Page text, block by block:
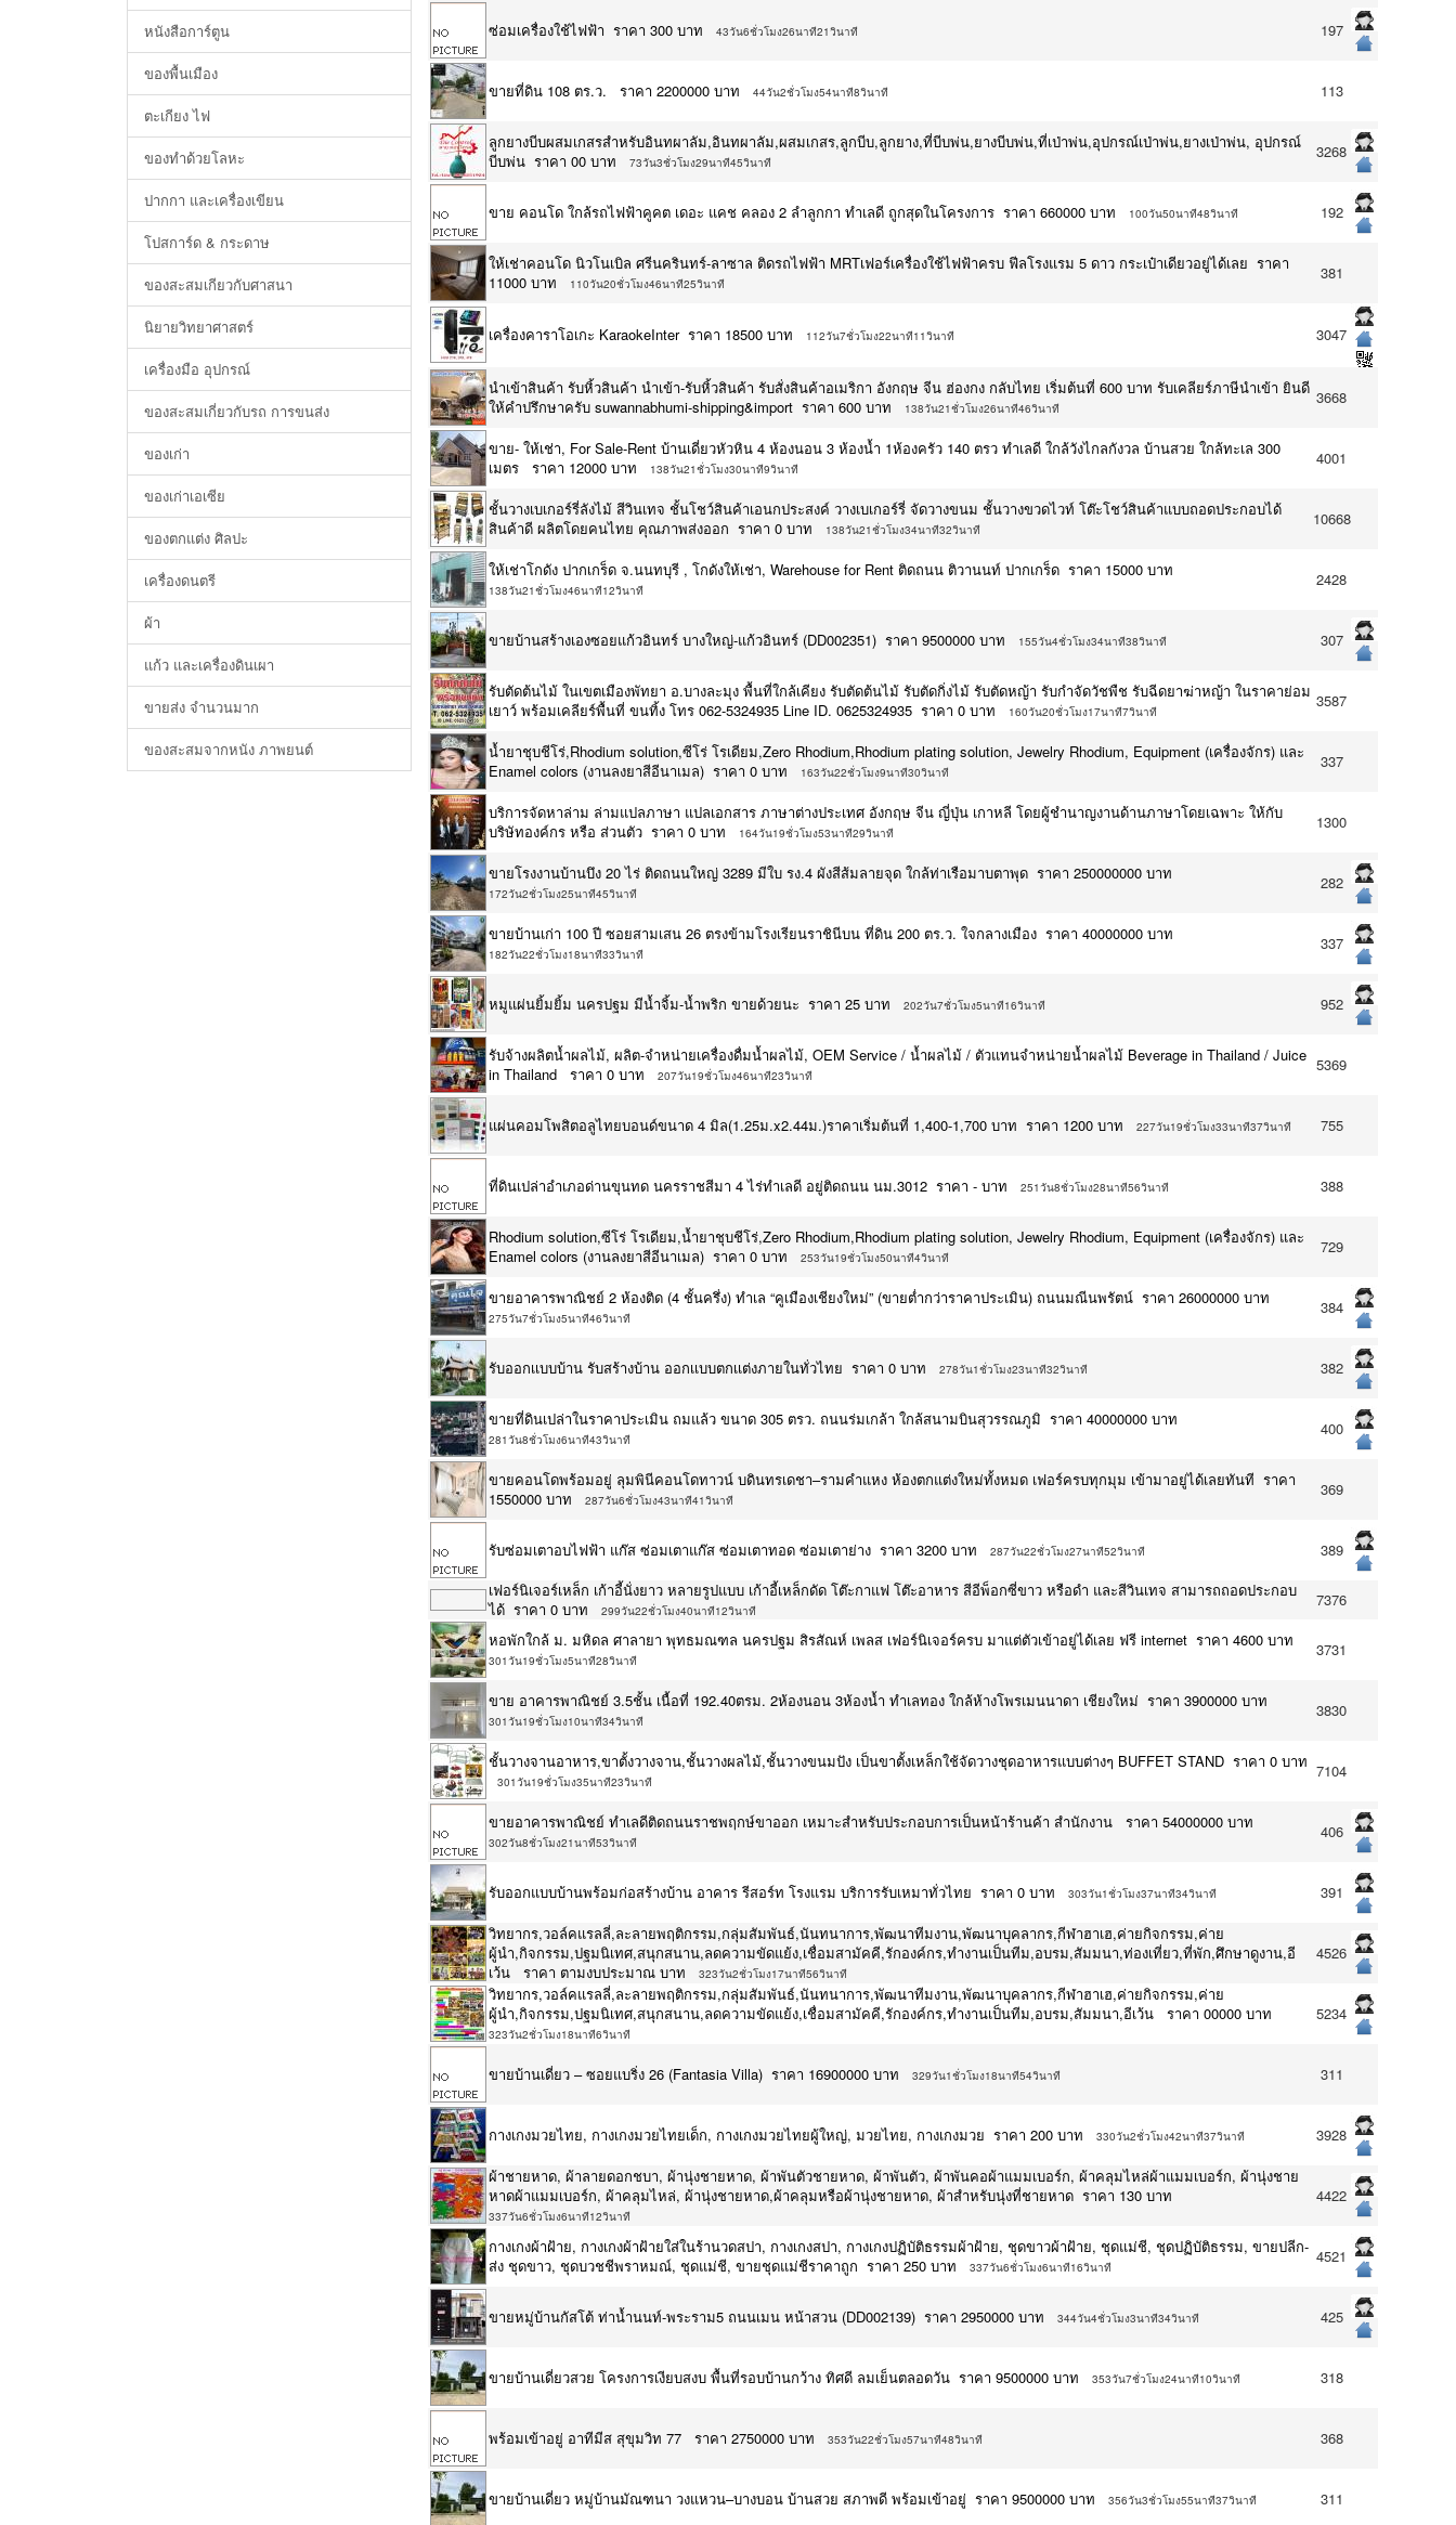
หนังสือการ์ตูน
ของพื้นเมือง
ตะเกียง ไฟ
ของทำด้วยโลหะ
ปากกา และเครื่องเขียน
โปสการ์ด & กระดาษ
ของสะสมเกียวกับศาสนา
นิยายวิทยาศาสตร์
เครื่องมือ อุปกรณ์
ของสะสมเกี่ยวกับรถ การขนส่ง
ของเก่า
ของเก่าเอเซีย
ของตกแต่ง ศิลปะ
เครื่องดนตรี
ผ้า
แก้ว และเครื่องดินเผา
ขายส่ง จำนวนมาก
ของสะสมจากหนัง ภาพยนต์
ซ่อมเครื่องใช้ไฟฟ้า ราคา 300 บาท 43วัน6ชั่วโมง26นาที21วินาที 197
ขายที่ดิน 108 ตร.ว. ราคา 2200000 บาท 44วัน2ชั่วโมง54นาที8วินาที 113
ลูกยางบีบผสมเกสรสำหรับอินทผาลัม,อินทผาลัม,ผสมเกสร,ลูกบีบ,ลูกยาง,ที่บีบพ่น,ยางบีบพ่น,ที่เป่าพ่น,อุปกรณ์เป่าพ่น,ยางเป่าพ่น, อุปกรณ์
บีบพ่น ราคา 00 บาท
73วัน3ชั่วโมง29นาที45วินาที
3268
ขาย คอนโด ใกล้รถไฟฟ้าคูคต เดอะ แคช คลอง 2 ลำลูกกา ทำเลดี ถูกสุดในโครงการ ราคา 660000 บาท 100วัน50นาที48วินาที 192
ให้เช่าคอนโด นิวโนเบิล ศรีนครินทร์-ลาซาล ติดรถไฟฟ้า MRTเฟอร์เครื่องใช้ไฟฟ้าครบ ฟีลโรงแรม 5 ดาว กระเป๋าเดียวอยู่ได้เลย ราคา
11000 บาท
110วัน20ชั่วโมง46นาที25วินาที
381
เครื่องคาราโอเกะ KaraokeInter ราคา 18500 บาท 112วัน7ชั่วโมง22นาที11วินาที 3047
นำเข้าสินค้า รับหิ้วสินค้า นำเข้า-รับหิ้วสินค้า รับสั่งสินค้าอเมริกา อังกฤษ จีน ฮ่องกง กลับไทย เริ่มต้นที่ 600 บาท รับเคลียร์ภาษีนำเข้า ยินดี
ให้คำปรึกษาครับ suwannabhumi-shipping&import ราคา 600 บาท
138วัน21ชั่วโมง26นาที46วินาที
3668
ขาย- ให้เช่า, For Sale-Rent บ้านเดี่ยวหัวหิน 4 ห้องนอน 3 ห้องน้ำ 1ห้องครัว 140 ตรว ทำเลดี ใกล้วังไกลกังวล บ้านสวย ใกล้ทะเล 300
เมตร ราคา 12000 บาท
138วัน21ชั่วโมง30นาที9วินาที
4001
ชั้นวางเบเกอร์รี่ลังไม้ สีวินเทจ ชั้นโชว์สินค้าเอนกประสงค์ วางเบเกอร์รี่ จัดวางขนม ชั้นวางขวดไวท์ โต๊ะโชว์สินค้าแบบถอดประกอบได้
สินค้าดี ผลิตโดยคนไทย คุณภาพส่งออก ราคา 0 บาท
138วัน21ชั่วโมง34นาที32วินาที
10668
ให้เช่าโกดัง ปากเกร็ด จ.นนทบุรี , โกดังให้เช่า, Warehouse for Rent ติดถนน ติวานนท์ ปากเกร็ด ราคา 15000 บาท
138วัน21ชั่วโมง46นาที12วินาที
2428
ขายบ้านสร้างเองซอยแก้วอินทร์ บางใหญ่-แก้วอินทร์ (DD002351) ราคา 9500000 บาท 155วัน4ชั่วโมง34นาที38วินาที 307
รับตัดต้นไม้ ในเขตเมืองพัทยา อ.บางละมุง พื้นที่ใกล้เคียง รับตัดต้นไม้ รับตัดกิ่งไม้ รับตัดหญ้า รับกำจัดวัชพืช รับฉีดยาฆ่าหญ้า ในราคาย่อม
เยาว์ พร้อมเคลียร์พื้นที่ ขนทิ้ง โทร 062-5324935 Line ID. 0625324935 ราคา 0 บาท
160วัน20ชั่วโมง17นาที7วินาที
3587
น้ำยาชุบชีโร่,Rhodium solution,ซีโร่ โรเดียม,Zero Rhodium,Rhodium plating solution, Jewelry Rhodium, Equipment (เครื่องจักร) และ
Enamel colors (งานลงยาสีอีนาเมล) ราคา 0 บาท
163วัน22ชั่วโมง9นาที30วินาที
337
บริการจัดหาล่าม ล่ามแปลภาษา แปลเอกสาร ภาษาต่างประเทศ อังกฤษ จีน ญี่ปุ่น เกาหลี โดยผู้ชำนาญงานด้านภาษาโดยเฉพาะ ให้กับ
บริษัทองค์กร หรือ ส่วนตัว ราคา 0 บาท
164วัน19ชั่วโมง53นาที29วินาที
1300
ขายโรงงานบ้านบึง 20 ไร่ ติดถนนใหญ่ 3289 มีใบ รง.4 ผังสีส้มลายจุด ใกล้ท่าเรือมาบตาพุด ราคา 250000000 บาท
172วัน2ชั่วโมง25นาที45วินาที
282
ขายบ้านเก่า 100 ปี ซอยสามเสน 26 ตรงข้ามโรงเรียนราชินีบน ที่ดิน 200 ตร.ว. ใจกลางเมือง ราคา 40000000 บาท
182วัน22ชั่วโมง18นาที33วินาที
337
หมูแผ่นยิ้มยิ้ม นครปฐม มีน้ำจิ้ม-น้ำพริก ขายด้วยนะ ราคา 25 บาท 202วัน7ชั่วโมง5นาที16วินาที 952
รับจ้างผลิตน้ำผลไม้, ผลิต-จำหน่ายเครื่องดื่มน้ำผลไม้, OEM Service / น้ำผลไม้ / ตัวแทนจำหน่ายน้ำผลไม้ Beverage in Thailand / Juice
in Thailand ราคา 0 บาท
207วัน19ชั่วโมง46นาที23วินาที
5369
แผ่นคอมโพสิตอลูไทยบอนด์ขนาด 4 มิล(1.25ม.x2.44ม.)ราคาเริ่มต้นที่ 1,400-1,700 บาท ราคา 1200 บาท 227วัน19ชั่วโมง33นาที37วินาที 755
ที่ดินเปล่าอำเภอด่านขุนทด นครราชสีมา 4 ไร่ทำเลดี อยู่ติดถนน นม.3012 ราคา - บาท 251วัน8ชั่วโมง28นาที56วินาที 388
Rhodium solution,ซีโร่ โรเดียม,น้ำยาชุบชีโร่,Zero Rhodium,Rhodium plating solution, Jewelry Rhodium, Equipment (เครื่องจักร) และ
Enamel colors (งานลงยาสีอีนาเมล) ราคา 0 บาท
253วัน19ชั่วโมง50นาที4วินาที
729
ขายอาคารพาณิชย์ 2 ห้องติด (4 ชั้นครึ่ง) ทำเล “คูเมืองเชียงใหม่” (ขายต่ำกว่าราคาประเมิน) ถนนมณีนพรัตน์ ราคา 26000000 บาท
275วัน7ชั่วโมง5นาที46วินาที
384
รับออกเเบบบ้าน รับสร้างบ้าน ออกเเบบตกเเต่งภายในทั่วไทย ราคา 0 บาท 278วัน1ชั่วโมง23นาที32วินาที 382
ขายที่ดินเปล่าในราคาประเมิน ถมแล้ว ขนาด 305 ตรว. ถนนร่มเกล้า ใกล้สนามบินสุวรรณภูมิ ราคา 40000000 บาท
281วัน8ชั่วโมง6นาที43วินาที
400
ขายคอนโดพร้อมอยู่ ลุมพินีคอนโดทาวน์ บดินทรเดชา–รามคำแหง ห้องตกแต่งใหม่ทั้งหมด เฟอร์ครบทุกมุม เข้ามาอยู่ได้เลยทันที ราคา
1550000 บาท
287วัน6ชั่วโมง43นาที41วินาที
369
รับซ่อมเตาอบไฟฟ้า แก๊ส ซ่อมเตาแก๊ส ซ่อมเตาทอด ซ่อมเตาย่าง ราคา 3200 บาท 287วัน22ชั่วโมง27นาที52วินาที
389
เฟอร์นิเจอร์เหล็ก เก้าอี้นั่งยาว หลายรูปแบบ เก้าอี้เหล็กดัด โต๊ะกาแฟ โต๊ะอาหาร สีอีพ็อกซี่ขาว หรือดำ และสีวินเทจ สามารถถอดประกอบ
ได้ ราคา 0 บาท
299วัน22ชั่วโมง40นาที12วินาที
7376
หอพักใกล้ ม. มหิดล ศาลายา พุทธมณฑล นครปฐม สิรสัณห์ เพลส เฟอร์นิเจอร์ครบ มาแต่ตัวเข้าอยู่ได้เลย ฟรี internet ราคา 4600 บาท
301วัน19ชั่วโมง5นาที28วินาที
3731
ขาย อาคารพาณิชย์ 3.5ชั้น เนื้อที่ 192.40ตรม. 2ห้องนอน 3ห้องน้ำ ทำเลทอง ใกล้ห้างโพรเมนนาดา เชียงใหม่ ราคา 3900000 บาท
301วัน19ชั่วโมง10นาที34วินาที
3830
ชั้นวางจานอาหาร,ขาตั้งวางจาน,ชั้นวางผลไม้,ชั้นวางขนมปัง เป็นขาตั้งเหล็กใช้จัดวางชุดอาหารแบบต่างๆ BUFFET STAND ราคา 0 บาท
301วัน19ชั่วโมง35นาที23วินาที
7104
ขายอาคารพาณิชย์ ทำเลดีติดถนนราชพฤกษ์ขาออก เหมาะสำหรับประกอบการเป็นหน้าร้านค้า สำนักงาน ราคา 54000000 บาท
302วัน8ชั่วโมง21นาที53วินาที
406
รับออกแบบบ้านพร้อมก่อสร้างบ้าน อาคาร รีสอร์ท โรงแรม บริการรับเหมาทั่วไทย ราคา 0 บาท 303วัน1ชั่วโมง37นาที34วินาที
391
วิทยากร,วอล์คแรลลี่,ละลายพฤติกรรม,กลุ่มสัมพันธ์,นันทนาการ,พัฒนาทีมงาน,พัฒนาบุคลากร,กีฬาฮาเฮ,ค่ายกิจกรรม,ค่าย
ผู้นำ,กิจกรรม,ปฐมนิเทศ,สนุกสนาน,ลดความขัดแย้ง,เชื่อมสามัคคี,รักองค์กร,ทำงานเป็นทีม,อบรม,สัมมนา,ท่องเที่ยว,ที่พัก,ศึกษาดูงาน,อี
เว้น ราคา ตามงบประมาณ บาท
323วัน2ชั่วโมง17นาที56วินาที
4526
วิทยากร,วอล์คแรลลี่,ละลายพฤติกรรม,กลุ่มสัมพันธ์,นันทนาการ,พัฒนาทีมงาน,พัฒนาบุคลากร,กีฬาฮาเฮ,ค่ายกิจกรรม,ค่าย
ผู้นำ,กิจกรรม,ปฐมนิเทศ,สนุกสนาน,ลดความขัดแย้ง,เชื่อมสามัคคี,รักองค์กร,ทำงานเป็นทีม,อบรม,สัมมนา,อีเว้น ราคา 00000 บาท
323วัน2ชั่วโมง18นาที6วินาที
5234
ขายบ้านเดี่ยว – ซอยแบริ่ง 26 (Fantasia Villa) ราคา 16900000 บาท 329วัน1ชั่วโมง18นาที54วินาที 311
กางเกงมวยไทย, กางเกงมวยไทยเด็ก, กางเกงมวยไทยผู้ใหญ่, มวยไทย, กางเกงมวย ราคา 200 บาท 330วัน2ชั่วโมง42นาที37วินาที
3928
ผ้าชายหาด, ผ้าลายดอกชบา, ผ้านุ่งชายหาด, ผ้าพันตัวชายหาด, ผ้าพันตัว, ผ้าพันคอผ้าแมมเบอร์ก, ผ้าคลุมไหล่ผ้าแมมเบอร์ก, ผ้านุ่งชาย
หาดผ้าแมมเบอร์ก, ผ้าคลุมไหล่, ผ้านุ่งชายหาด,ผ้าคลุมหรือผ้านุ่งชายหาด, ผ้าสำหรับนุ่งที่ชายหาด ราคา 130 บาท
337วัน6ชั่วโมง6นาที12วินาที
4422
กางเกงผ้าฝ้าย, กางเกงผ้าฝ้ายใส่ในร้านวดสปา, กางเกงสปา, กางเกงปฏิบัติธรรมผ้าฝ้าย, ชุดขาวผ้าฝ้าย, ชุดแม่ชี, ชุดปฏิบัติธรรม, ขายปลีก-
ส่ง ชุดขาว, ชุดบวชชีพราหมณ์, ชุดแม่ชี, ขายชุดแม่ชีราคาถูก ราคา 250 บาท
337วัน6ชั่วโมง6นาที16วินาที
4521
ขายหมู่บ้านกัสโต้​ ท่าน้ำนนท์-พระราม5 ถนนเมน หน้าสวน (DD002139) ราคา 2950000 บาท 344วัน4ชั่วโมง3นาที34วินาที 425
ขายบ้านเดี่ยวสวย โครงการเงียบสงบ พื้นที่รอบบ้านกว้าง ทิศดี ลมเย็นตลอดวัน ราคา 9500000 บาท 353วัน7ชั่วโมง24นาที10วินาที 318
พร้อมเข้าอยู่ อาทีมีส สุขุมวิท 77 ราคา 2750000 บาท 353วัน22ชั่วโมง57นาที48วินาที 368
ขายบ้านเดี่ยว หมู่บ้านมัณฑนา วงแหวน–บางบอน บ้านสวย สภาพดี พร้อมเข้าอยู่ ราคา 9500000 บาท 356วัน3ชั่วโมง55นาที37วินาที 311